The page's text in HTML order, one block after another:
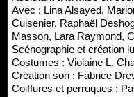
Avec : Lina Alsayed,
Cuisenier, Raphaël
Masson, Lara Raymond,
Scénographie et création
Costumes : Violaine L.
Création son : Fabrice
Coiffures et perruques :